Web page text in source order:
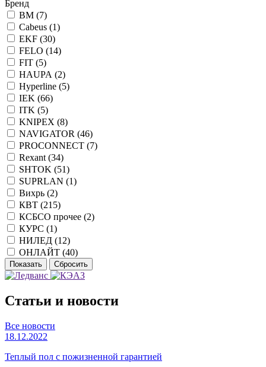
Бренд
BM (7)
Cabeus (1)
EKF (30)
FELO (14)
FIT (5)
HAUPA (2)
Hyperline (5)
IEK (66)
ITK (5)
KNIPEX (8)
NAVIGATOR (46)
PROCONNECT (7)
Rexant (34)
SHTOK (51)
SUPRLAN (1)
Вихрь (2)
КВТ (215)
КСБСО прочее (2)
КУРС (1)
НИЛЕД (12)
ОНЛАЙТ (40)
Статьи и новости
Все новости
18.12.2022
Теплый пол с пожизненной гарантией